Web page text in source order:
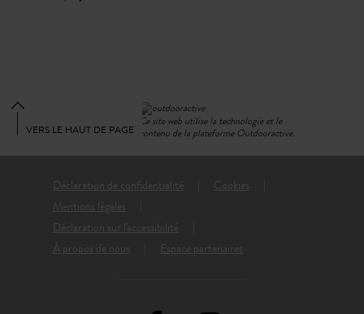
Ce site web utilise la technologie et le
contenu de la plateforme Outdooractive.
Déclaration de confidentialité
Cookies
Mentions légales
Déclaration sur l'accessibilité
À propos de nous
Espace partenaires
VERS LE HAUT DE PAGE